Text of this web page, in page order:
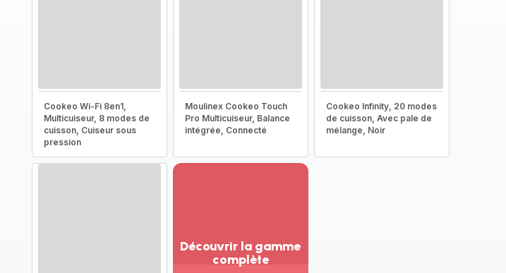
Cookeo Wi-Fi 8en1,
Multicuiseur, 8 modes de
cuisson, Cuiseur sous
pression
Moulinex Cookeo Touch
Pro Multicuiseur, Balance
intégrée, Connecté
Cookeo Infinity, 20 modes
de cuisson, Avec pale de
mélange, Noir
Découvrir la gamme
complète